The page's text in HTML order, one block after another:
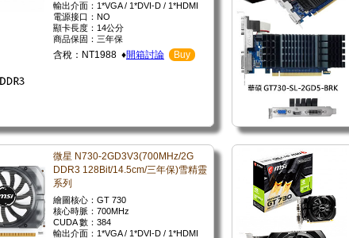
輸出介面：1*VGA / 1*DVI-D / 1*HDMI
電源接口：NO
顯卡長度：14公分
商品保固：三年保
含稅：NT1988 ♦開箱討論 Buy
微星 N730-2GD3V3(700MHz/2G
DDR3 128Bit/14.5cm/三年保)雪精靈
系列
繪圖核心：GT 730
核心時脈：700MHz
CUDA 數：384
輸出介面：1*VGA / 1*DVI-D / 1*HDMI